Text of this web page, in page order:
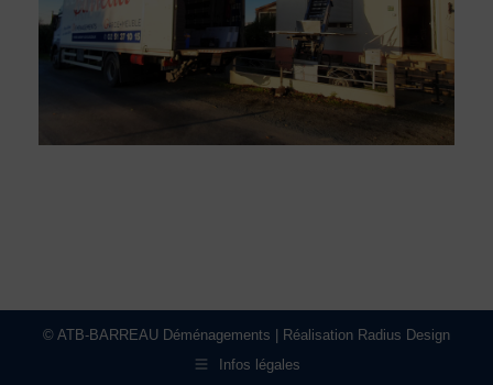
© ATB-BARREAU Déménagements | Réalisation Radius Design
Infos légales